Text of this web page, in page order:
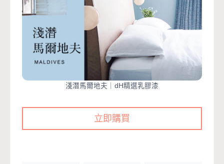
淺潛馬爾地夫｜dH精選乳膠漆
立即購買